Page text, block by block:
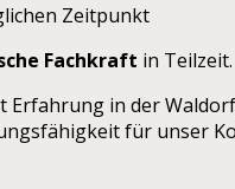
Zeitpunkt
Fachkraft in Teilzeit.
Erfahrung in der
für unser